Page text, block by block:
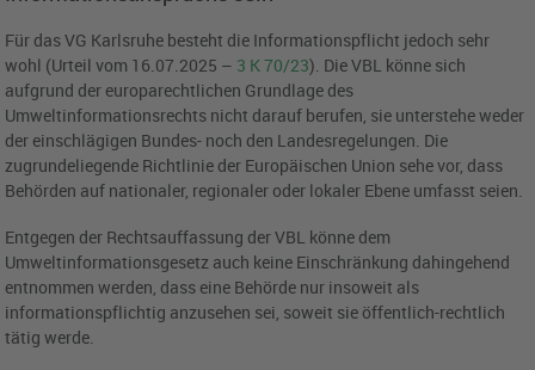
Für das VG Karlsruhe besteht die Informationspflicht jedoch sehr
wohl (Urteil vom 16.07.2025 – 3 K 70/23). Die VBL könne sich
aufgrund der europarechtlichen Grundlage des
Umweltinformationsrechts nicht darauf berufen, sie unterstehe weder
der einschlägigen Bundes- noch den Landesregelungen. Die
zugrundeliegende Richtlinie der Europäischen Union sehe vor, dass
Behörden auf nationaler, regionaler oder lokaler Ebene umfasst seien.
Entgegen der Rechtsauffassung der VBL könne dem
Umweltinformationsgesetz auch keine Einschränkung dahingehend
entnommen werden, dass eine Behörde nur insoweit als
informationspflichtig anzusehen sei, soweit sie öffentlich-rechtlich
tätig werde.